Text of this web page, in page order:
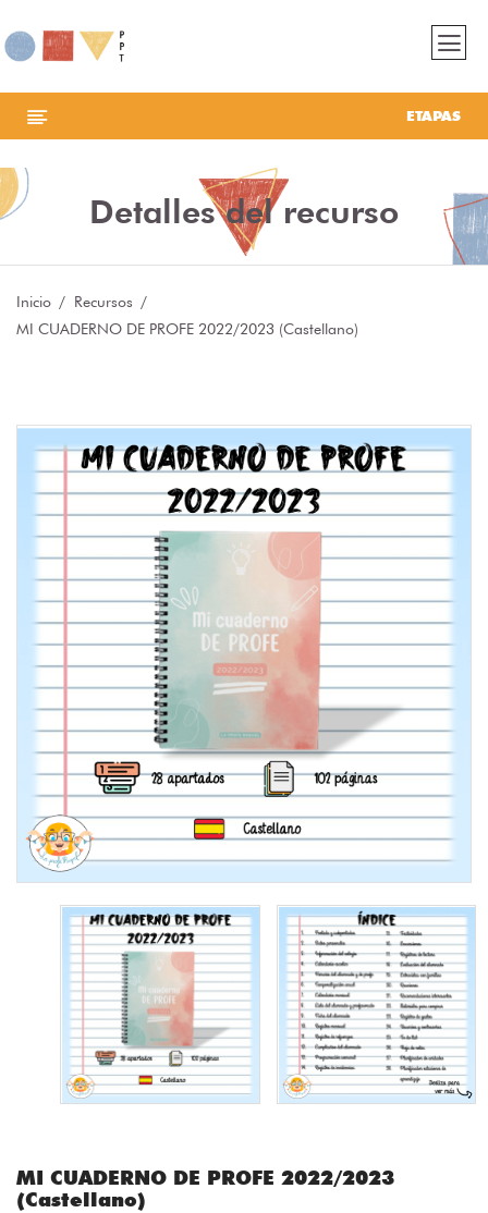
ETAPAS
Detalles del recurso
Inicio
Recursos
MI CUADERNO DE PROFE 2022/2023 (Castellano)
MI CUADERNO DE PROFE 2022/2023
(Castellano)